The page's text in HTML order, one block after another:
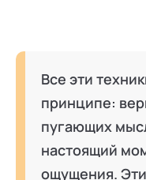
Все эти
принципе:
пугающих
настоящий
ощущения.